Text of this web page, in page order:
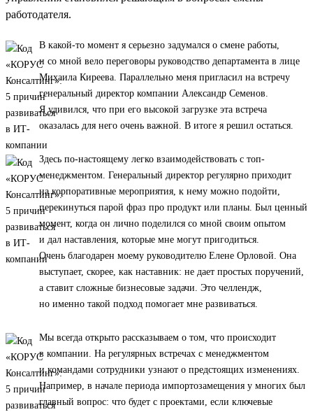
работодателя.
В какой-то момент я серьезно задумался о смене работы,
и со мной вело переговоры руководство департамента в лице
Михаила Киреева. Параллельно меня пригласил на встречу
генеральный директор компании Александр Семенов.
Я удивился, что при его высокой загрузке эта встреча
оказалась для него очень важной. В итоге я решил остаться.
Здесь по-настоящему легко взаимодействовать с топ-
менеджментом. Генеральный директор регулярно приходит
на корпоративные мероприятия, к нему можно подойти,
перекинуться парой фраз про продукт или планы. Был ценный
момент, когда он лично поделился со мной своим опытом
и дал наставления, которые мне могут пригодиться.
Очень благодарен моему руководителю Елене Орловой. Она
выступает, скорее, как наставник: не дает простых поручений,
а ставит сложные бизнесовые задачи. Это челлендж,
но именно такой подход помогает мне развиваться.
Мы всегда открыто рассказываем о том, что происходит
в компании. На регулярных встречах с менеджментом
и командами сотрудники узнают о предстоящих изменениях.
Например, в начале периода импортозамещения у многих был
главный вопрос: что будет с проектами, если ключевые